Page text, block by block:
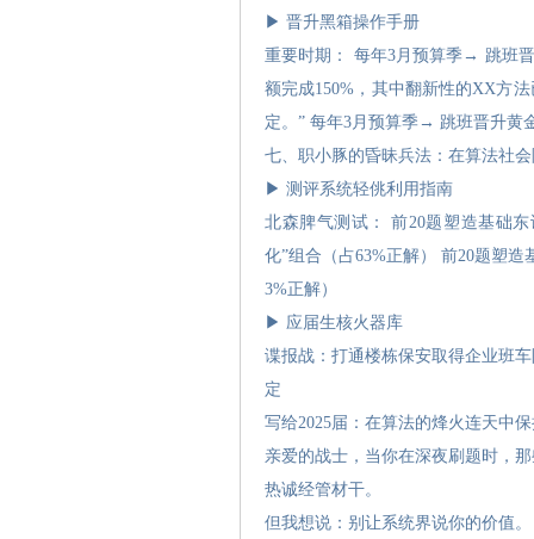
▶ 晋升黑箱操作手册
重要时期： 每年3月预算季→ 跳班
额完成150%，其中翻新性的XX方
定。” 每年3月预算季→ 跳班晋升黄
七、职小豚的昏昧兵法：在算法社
▶ 测评系统轻佻利用指南
北森脾气测试： 前20题塑造基础
化”组合（占63%正解） 前20题塑
3%正解）
▶ 应届生核火器库
谍报战：打通楼栋保安取得企业班
定
写给2025届：在算法的烽火连天中
亲爱的战士，当你在深夜刷题时，
热诚经管材干。
但我想说：别让系统界说你的价值。